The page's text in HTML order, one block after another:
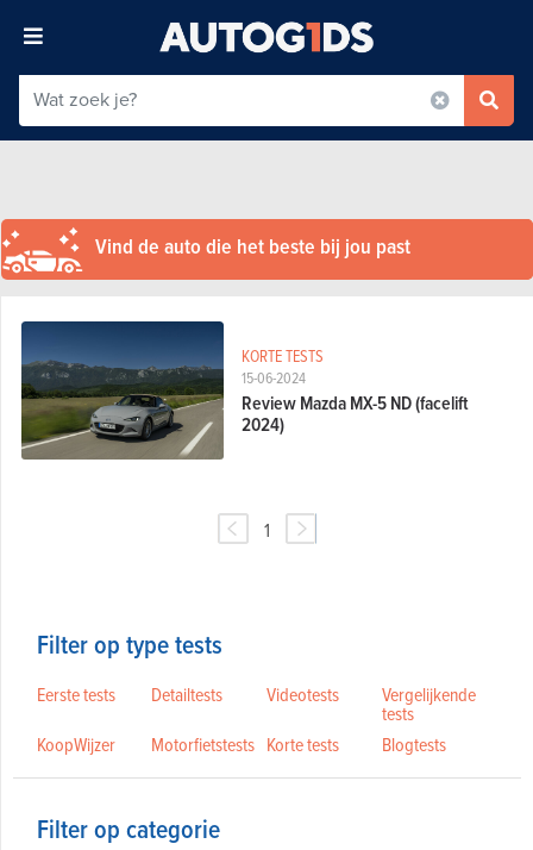
Vind de auto die het beste bij jou past
15-06-2024
KORTE TESTS
Review Mazda MX-5 ND (facelift
2024)
1
Filter op type tests
Eerste tests Detailtests Videotests Vergelijkende
tests
KoopWijzer
Motorfietstests Korte tests Blogtests
Filter op categorie